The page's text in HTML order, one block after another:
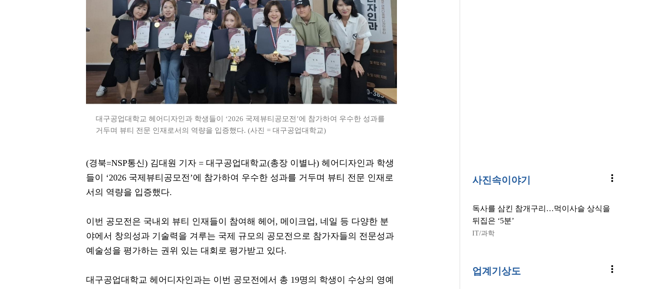
대구공업대학교 헤어디자인과 학생들이 ‘2026 국제뷰티공모전’에 참가하여 우수한 성과를
거두며 뷰티 전문 인재로서의 역량을 입증했다. (사진 = 대구공업대학교)
(경북=NSP통신) 김대원 기자 = 대구공업대학교(총장 이별나) 헤어디자인과 학생
들이 ‘2026 국제뷰티공모전’에 참가하여 우수한 성과를 거두며 뷰티 전문 인재로
서의 역량을 입증했다.
이번 공모전은 국내외 뷰티 인재들이 참여해 헤어, 메이크업, 네일 등 다양한 분
야에서 창의성과 기술력을 겨루는 국제 규모의 공모전으로 참가자들의 전문성과
예술성을 평가하는 권위 있는 대회로 평가받고 있다.
대구공업대학교 헤어디자인과는 이번 공모전에서 총 19명의 학생이 수상의 영예
사진속이야기 more_vert
독사를 삼킨 참개구리…먹이사슬 상식을
뒤집은 ‘5분’
IT/과학
업계기상도 more_vert